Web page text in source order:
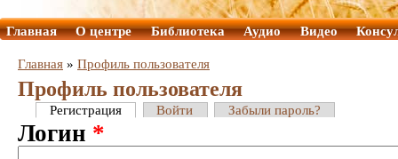
Главная О центре Библиотека Аудио Видео
Главная » Профиль пользователя
Профиль пользователя
Регистрация Войти Забыли пароль?
Логин *